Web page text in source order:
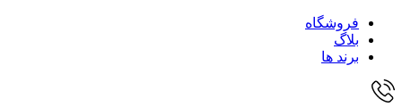
فروشگاه
بلاگ
برند ها